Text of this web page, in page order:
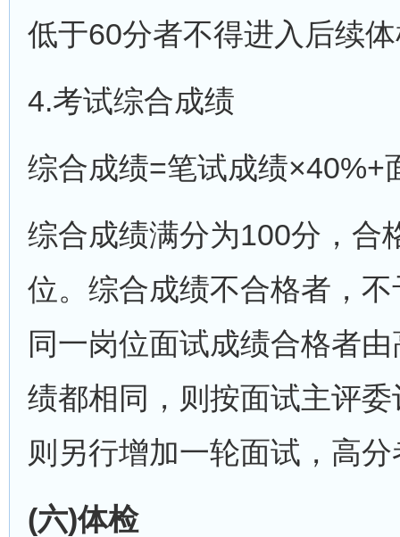
低于60分者不得进入后续
4.考试综合成绩
综合成绩=笔试成绩×40%+
综合成绩满分为100分，合
位。综合成绩不合格者，
同一岗位面试成绩合格者
绩都相同，则按面试主评
则另行增加一轮面试，高
(六)体检